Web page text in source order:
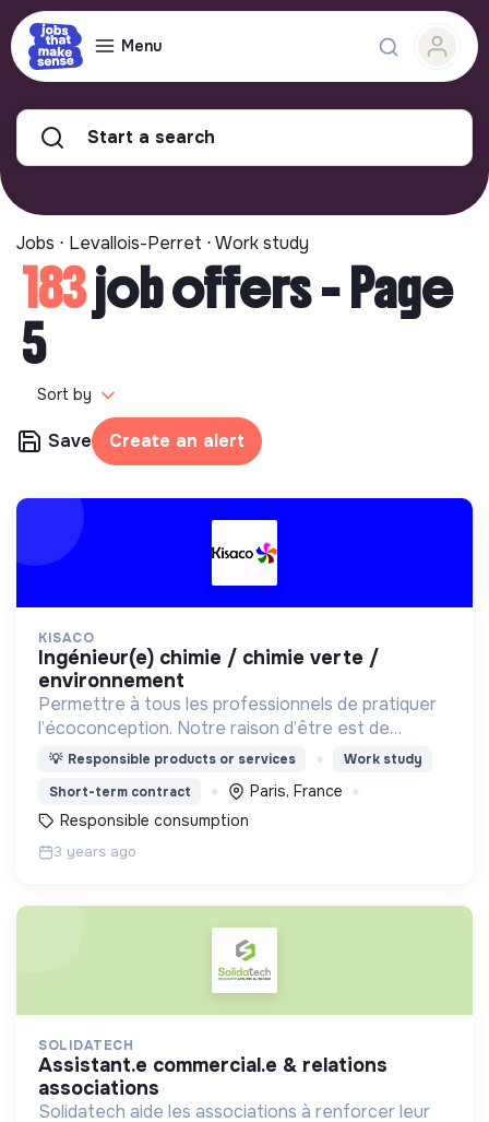
Menu
Start a search
Jobs ⋅ Levallois-Perret ⋅ Work study
183job offers - Page
5
Sort by
Save Create an alert
KISACO
ingénieur(e) chimie / chimie verte /
environnement
Permettre à tous les professionnels de pratiquer
l’écoconception. Notre raison d’être est de
soutenir la transition écologique.
💡 Responsible products or services
Work study
Short-term contract
Paris, France
Responsible consumption
3 years ago
SOLIDATECH
assistant.e commercial.e & relations
associations
Solidatech aide les associations à renforcer leur